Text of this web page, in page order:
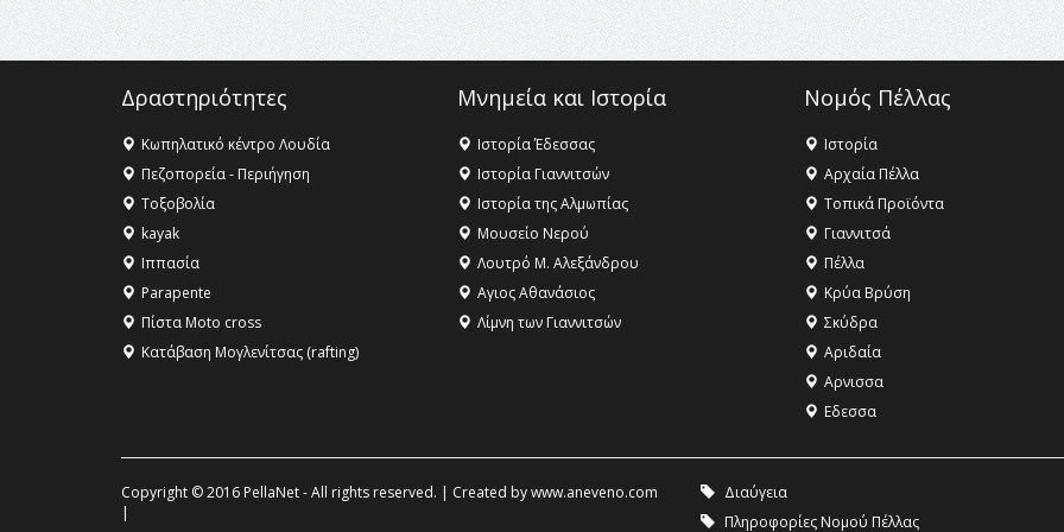
Δραστηριότητες
Κωπηλατικό κέντρο Λουδία
Πεζοπορεία - Περιήγηση
Τοξοβολία
kayak
Ιππασία
Parapente
Πίστα Moto cross
Κατάβαση Μογλενίτσας (rafting)
Μνημεία και Ιστορία
Ιστορία Έδεσσας
Ιστορία Γιαννιτσών
Ιστορία της Αλμωπίας
Μουσείο Νερού
Λουτρό Μ. Αλεξάνδρου
Αγιος Αθανάσιος
Λίμνη των Γιαννιτσών
Νομός Πέλλας
Ιστορία
Αρχαία Πέλλα
Τοπικά Προϊόντα
Γιαννιτσά
Πέλλα
Κρύα Βρύση
Σκύδρα
Αριδαία
Aρνισσα
Eδεσσα
Copyright © 2016 PellaNet - All rights reserved. | Created bywww.aneveno.com
|
Διαύγεια
Πληροφορίες Νομού Πέλλας